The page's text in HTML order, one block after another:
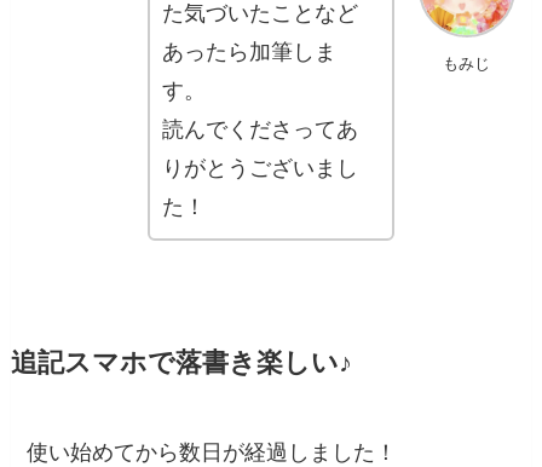
もみじ
た気づいたことなど
あったら加筆しま
す。
読んでくださってあ
りがとうございまし
た！
追記スマホで落書き楽しい♪
使い始めてから数日が経過しました！